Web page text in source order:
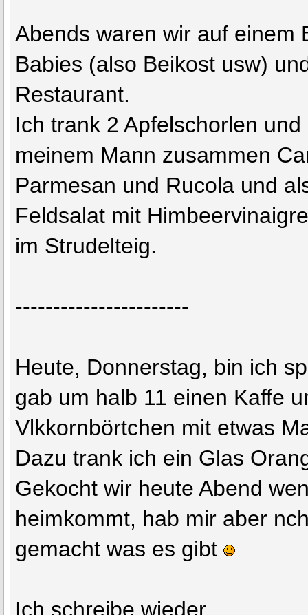
Abends waren wir auf einem
Babies (also Beikost usw)
Restaurant.
Ich trank 2 Apfelschorlen
meinem Mann zusammen
Parmesan und Rucola und
Feldsalat mit
im Strudelteig.
-----------------------
Heute, Donnerstag, bin ich
gab um halb 11 einen Kaffe
Vlkkornbörtchen mit etwas
Dazu trank ich ein Glas
Gekocht wir heute Abend
heimkommt, hab mir aber
gemacht was es gibt
Ich schreibe wieder.